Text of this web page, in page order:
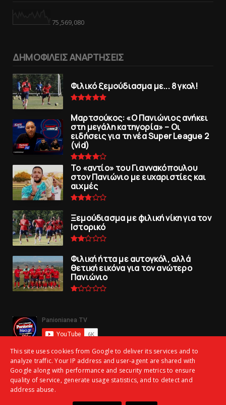
75,569,080
ΔΗΜΟΦΙΛΕΙΣ ΑΝΑΡΤΗΣΕΙΣ
Φιλικό ξεμούδιασμα με... 8 γκολ!
Μαρτσούκος: «Ο Πανιώνιος ανήκει
στη μεγάλη κατηγορία» – Οι
ειδήσεις για τη νέα Super League 2
(vid)
To «αντίο» του Γιαννακόπουλου
στον Πανιώνιο με ευχαριστίες και
αιχμές
Ξεμούδιασμα με φιλική νίκη για τoν
Iστορικό
Φιλική ήττα με αυτογκόλ, αλλά
θετική εικόνα για τον ανώτερo
Πανιώνιo
This site uses cookies from Google to deliver its services and to
analyze traffic. Your IP address and user-agent are shared with
Google along with performance and security metrics to ensure
quality of service, generate usage statistics, and to detect and
address abuse.